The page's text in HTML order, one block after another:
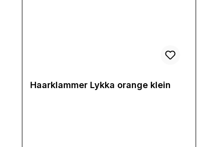
Haarklammer Lykka orange klein